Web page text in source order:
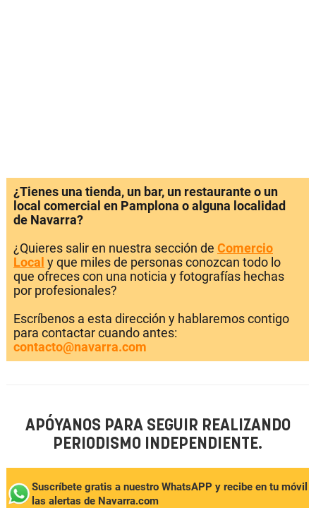
¿Tienes una tienda, un bar, un restaurante o un
local comercial en Pamplona o alguna localidad
de Navarra?
¿Quieres salir en nuestra sección de Comercio
Local y que miles de personas conozcan todo lo
que ofreces con una noticia y fotografías hechas
por profesionales?
Escríbenos a esta dirección y hablaremos contigo
para contactar cuando antes:
contacto@navarra.com
APÓYANOS PARA SEGUIR REALIZANDO
PERIODISMO INDEPENDIENTE.
Suscríbete gratis a nuestro WhatsAPP y recibe en tu móvil
las alertas de Navarra.com